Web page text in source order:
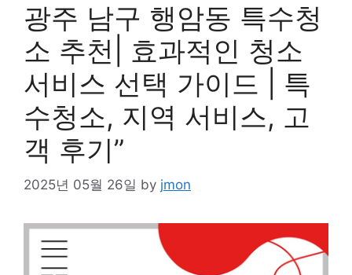
광주 남구 행암동 특수청
소 추천| 효과적인 청소
서비스 선택 가이드 | 특
수청소, 지역 서비스, 고
객 후기”
2025년 05월 26일 by jmon